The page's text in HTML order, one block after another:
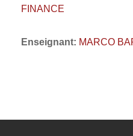
FINANCE
Enseignant: MARCO